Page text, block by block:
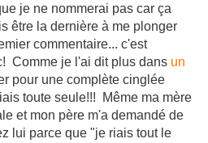
je ne nommerai pas car ça
être la dernière à me plonger
commentaire... c'est
Comme je l'ai dit plus dans un
pour une complète cinglée
toute seule!!! Même ma mère
et mon père m'a demandé de
lui parce que "je riais tout le